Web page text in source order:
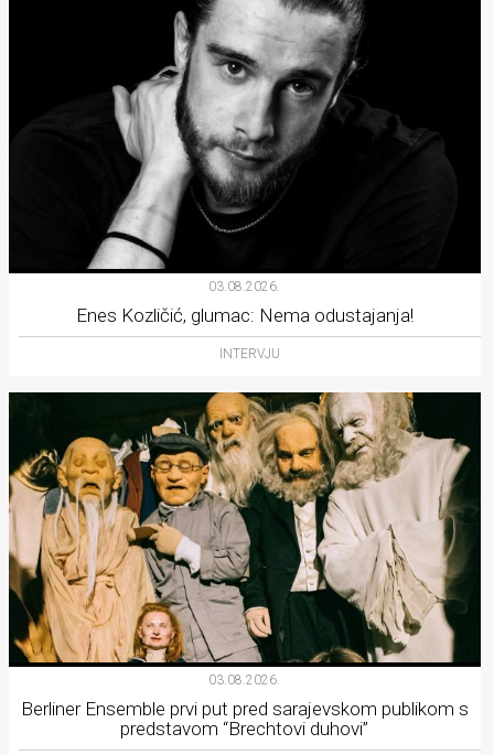
03.08.2026.
Enes Kozličić, glumac: Nema odustajanja!
INTERVJU
03.08.2026.
Berliner Ensemble prvi put pred sarajevskom publikom s
predstavom “Brechtovi duhovi”